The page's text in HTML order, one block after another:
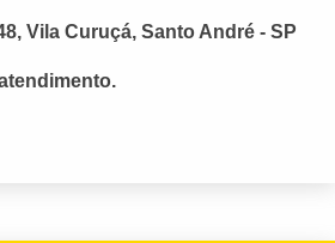
Vila Curuçá, Santo André - SP